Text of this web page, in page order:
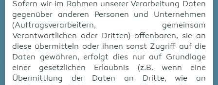
Sofern wir im Rahmen unserer Verarbeitung Daten
gegenüber anderen Personen und Unternehmen
(Auftragsverarbeitern, gemeinsam
Verantwortlichen oder Dritten) offenbaren, sie an
diese übermitteln oder ihnen sonst Zugriff auf die
Daten gewähren, erfolgt dies nur auf Grundlage
einer gesetzlichen Erlaubnis (z.B. wenn eine
Übermittlung der Daten an Dritte, wie an